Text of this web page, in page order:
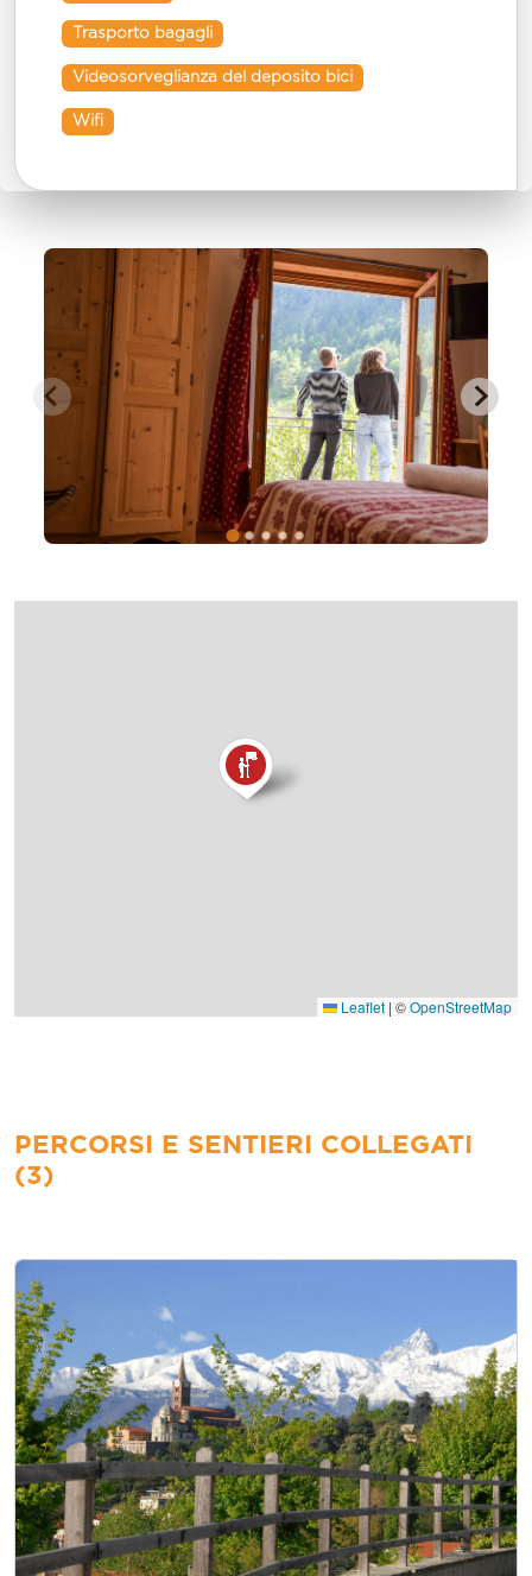
Trasporto bagagli
Videosorveglianza del deposito bici
Wifi
Leaflet | ©OpenStreetMap
PERCORSI E SENTIERI COLLEGATI
(3)